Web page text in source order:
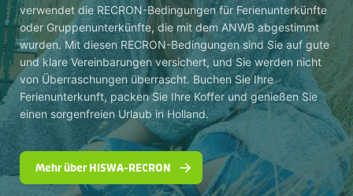
verwendet die RECRON-Bedingungen für Ferienunterkünfte
oder Gruppenunterkünfte, die mit dem ANWB abgestimmt
wurden. Mit diesen RECRON-Bedingungen sind Sie auf gute
und klare Vereinbarungen versichert, und Sie werden nicht
von Überraschungen überrascht. Buchen Sie Ihre
Ferienunterkunft, packen Sie Ihre Koffer und genießen Sie
einen sorgenfreien Urlaub in Holland.
Mehr über HISWA-RECRON